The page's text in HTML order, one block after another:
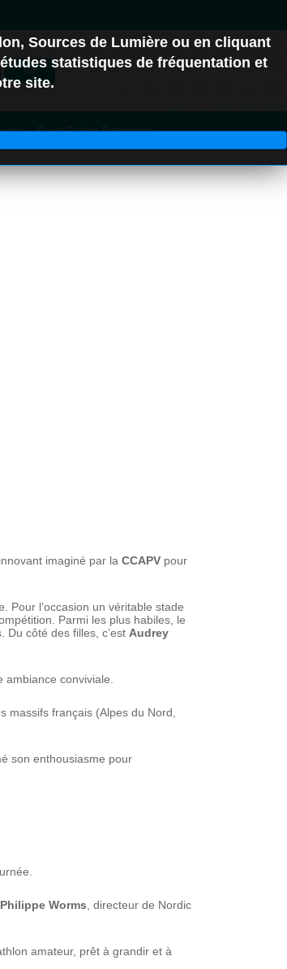
Go
Sport Culture Patrimoine
imaginé par la CCAPV pour
Pour l’occasion un véritable stade
Parmi les plus habiles, le
côté des filles, c’est Audrey
ambiance conviviale.
massifs français (Alpes du Nord,
son enthousiasme pour
Philippe Worms, directeur de Nordic
amateur, prêt à grandir et à
Sources de Lumière ou en cliquant
statistiques de fréquentation et
site.